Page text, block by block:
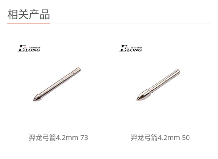
相关产品
羿龙弓箭4.2mm 73 羿龙弓箭4.2mm 50